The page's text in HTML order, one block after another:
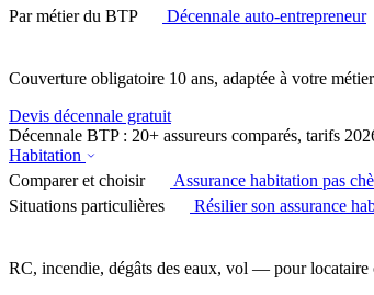
Par métier du BTP
Décennale auto-entrepreneur
Couverture obligatoire 10 ans, adaptée à votre
Devis décennale gratuit
Décennale BTP : 20+ assureurs comparés, tarifs
Habitation
Comparer et choisir
Assurance habitation pas
Situations particulières
Résilier son assurance
RC, incendie, dégâts des eaux, vol — pour locataire